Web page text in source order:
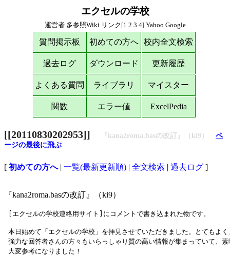
エクセルの学校
運営者 多参照Wiki リンク[1 2 3 4] Yahoo Google
質問掲示板 初めての方へ 校内全文検索
過去ログ ダウンロード 更新履歴
よくある質問 ライブラリ マイスター
関数 エラー値 ExcelPedia
[[20110830202953]] 『kana2roma.basの改訂』（ki9） ペ
ージの最後に飛ぶ
[ 初めての方へ| 一覧(最新更新順) | 全文検索 | 過去ログ ]
『kana2roma.basの改訂』（ki9）
本日始めて「エクセルの学校」を拝見させていただきました。とてもよ
強力な回答者さんの方々もいらっしゃり質の高い情報が集まっていて、